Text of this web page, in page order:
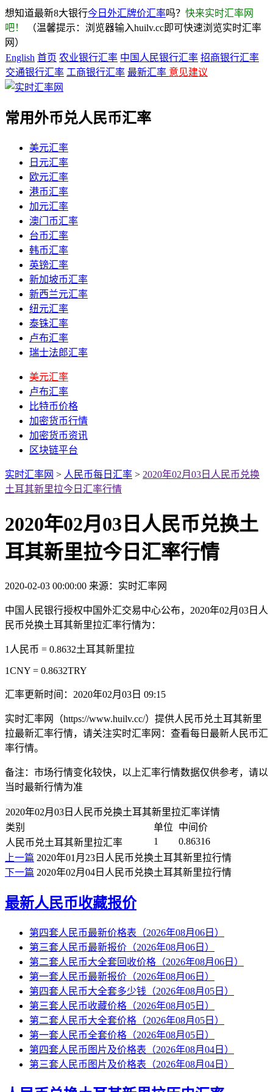
想知道最新8大银行今日外汇牌价汇率吗？ 快来实时汇率网
吧！
（温馨提示：浏览器输入huilv.cc即可快速浏览实时汇率
网）
English 首页 农业银行汇率 中国人民银行汇率 招商银行汇率
交通银行汇率 工商银行汇率 最新汇率 意见建议
常用外币兑人民币汇率
美元汇率
日元汇率
欧元汇率
港币汇率
加元汇率
澳门币汇率
台币汇率
韩币汇率
英镑汇率
新加坡币汇率
新西兰元汇率
纽元汇率
泰铢汇率
卢布汇率
瑞士法郎汇率
美元汇率
卢布汇率
比特币价格
加密货币行情
加密货币资讯
区块链平台
实时汇率网 > 人民币每日汇率 > 2020年02月03日人民币兑换
土耳其新里拉今日汇率行情
2020年02月03日人民币兑换土
耳其新里拉今日汇率行情
2020-02-03 00:00:00 来源：实时汇率网
中国人民银行授权中国外汇交易中心公布，2020年02月03日人
民币兑换土耳其新里拉汇率行情为：
1人民币 = 0.8632土耳其新里拉
1CNY = 0.8632TRY
汇率更新时间：2020年02月03日 09:15
实时汇率网（https://www.huilv.cc/）提供人民币兑土耳其新里
拉最新汇率行情，请关注实时汇率网：查看每日最新人民币汇
率行情。
备注：市场行情变化较快，以上汇率行情数据仅供参考，请以
当时最新行情为准
2020年02月03日人民币兑换土耳其新里拉汇率详情
类别
单位
中间价
人民币兑土耳其新里拉汇率
1
0.86316
上一篇 2020年01月23日人民币兑换土耳其新里拉行情
下一篇 2020年02月04日人民币兑换土耳其新里拉行情
最新人民币收藏报价
第四套人民币最新价格表（2026年08月06日）
第三套人民币最新报价（2026年08月06日）
第二套人民币大全套回收价格（2026年08月06日）
第一套人民币最新报价（2026年08月06日）
第四套人民币大全套多少钱（2026年08月05日）
第三套人民币收藏价格（2026年08月05日）
第二套人民币大全套价格（2026年08月05日）
第一套人民币全套价格（2026年08月05日）
第四套人民币图片及价格表（2026年08月04日）
第三套人民币图片及价格表（2026年08月04日）